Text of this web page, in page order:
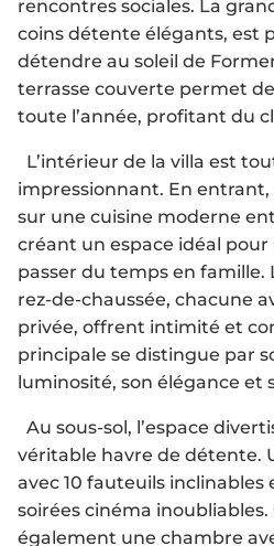
rencontres sociales. La
coins détente élégants, est
détendre au soleil de
terrasse couverte permet
toute l’année, profitant du
L’intérieur de la villa est tout aussi
impressionnant. En entrant,
sur une cuisine moderne
créant un espace idéal pour
passer du temps en famille.
rez-de-chaussée, chacune
privée, offrent intimité et
principale se distingue par
luminosité, son élégance et
Au sous-sol, l’espace divertissement est un
véritable havre de détente.
avec 10 fauteuils
soirées cinéma
également une chambre